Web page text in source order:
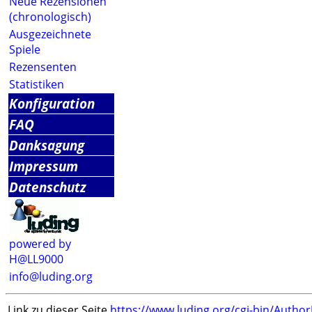
(chronologisch)
Ausgezeichnete
Spiele
Rezensenten
Statistiken
Konfiguration
FAQ
Danksagung
Impressum
Datenschutz
powered by
H@LL9000
info@luding.org